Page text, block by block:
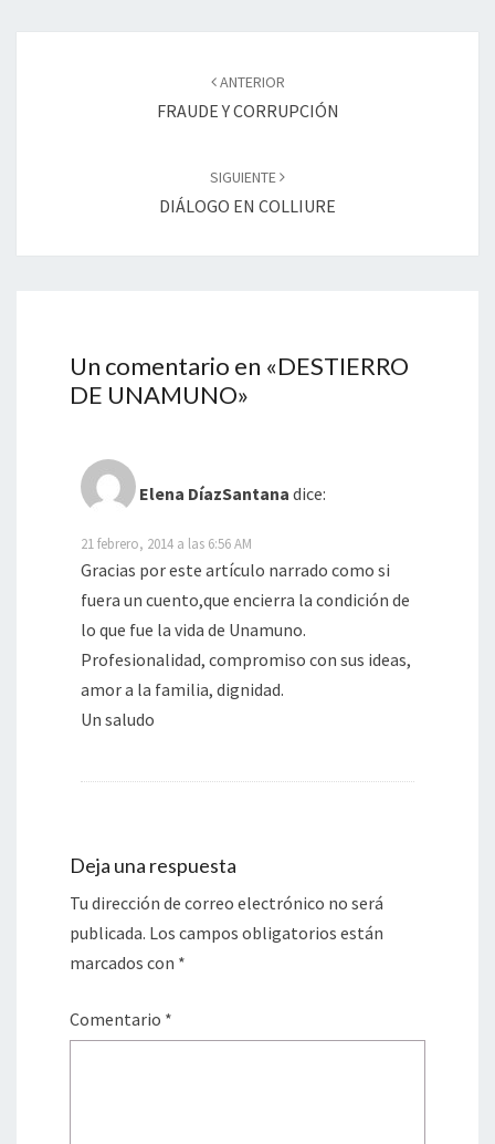
ANTERIOR
FRAUDE Y CORRUPCIÓN
SIGUIENTE
DIÁLOGO EN COLLIURE
Un comentario en «DESTIERRO
DE UNAMUNO»
Elena DíazSantana dice:
21 febrero, 2014 a las 6:56 AM
Gracias por este artículo narrado como si
fuera un cuento,que encierra la condición de
lo que fue la vida de Unamuno.
Profesionalidad, compromiso con sus ideas,
amor a la familia, dignidad.
Un saludo
Deja una respuesta
Tu dirección de correo electrónico no será
publicada. Los campos obligatorios están
marcados con *
Comentario *